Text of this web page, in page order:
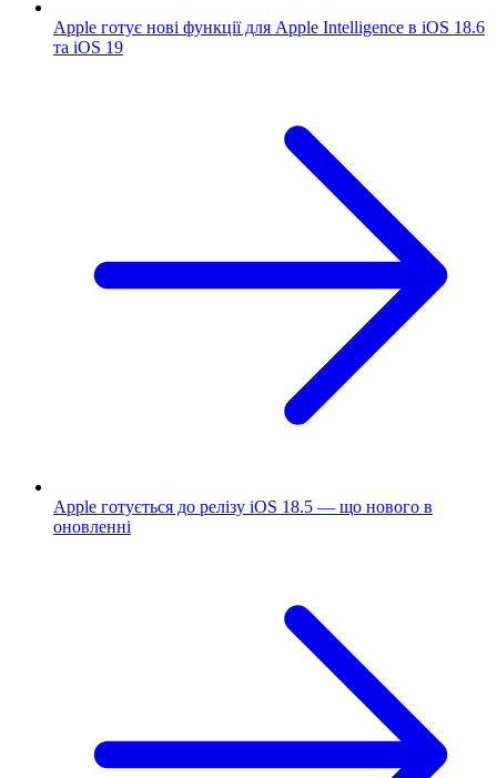
Apple готує нові функції для Apple Intelligence в iOS 18.6
та iOS 19
Apple готується до релізу iOS 18.5 — що нового в
оновленні